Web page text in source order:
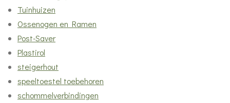
e
e
n
Tuinhuizen
Ossenogen en Ramen
Post-Saver
Plastirol
steigerhout
speeltoestel toebehoren
schommelverbindingen